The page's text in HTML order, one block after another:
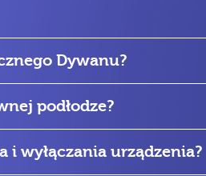
Dywanu?
podłodze?
i wyłączania urządzenia?